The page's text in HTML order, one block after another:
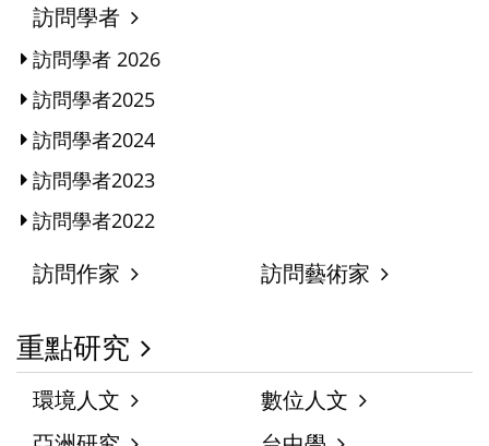
訪問學者
訪問學者 2026
訪問學者2025
訪問學者2024
訪問學者2023
訪問學者2022
訪問作家 訪問藝術家
重點研究
環境人文
數位人文